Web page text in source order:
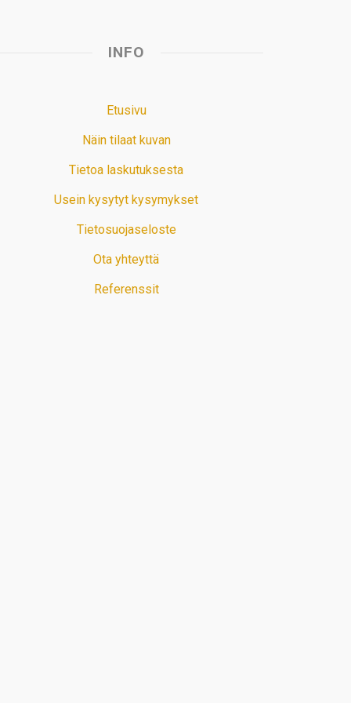
INFO
Etusivu
Näin tilaat kuvan
Tietoa laskutuksesta
Usein kysytyt kysymykset
Tietosuojaseloste
Ota yhteyttä
Referenssit